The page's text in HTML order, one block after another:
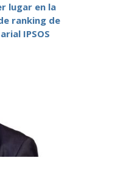
lugar en la
ranking de
IPSOS